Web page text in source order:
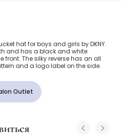
Bucket Hat
hat for boys and girls by DKNY.
and has a black and white
front. The silky reverse has an all
and a logo label on the side.
Outlet